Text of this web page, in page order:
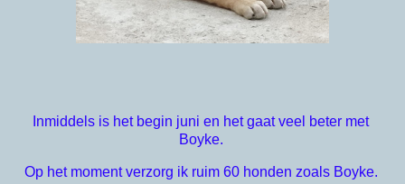
Inmiddels is het begin juni en het gaat veel beter met
Boyke.
Op het moment verzorg ik ruim 60 honden zoals Boyke.